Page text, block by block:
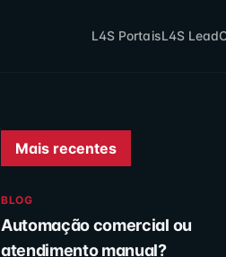
L4S PortaisL4S
Mais recentes
BLOG
Automação comercial ou
atendimento manual?